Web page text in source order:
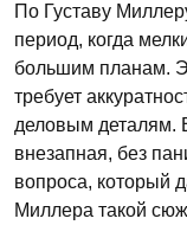
По Густаву
период, когда
большим планам.
требует
деловым деталям.
внезапная, без
вопроса, который
Миллера такой